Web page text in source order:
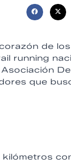
de
running
que
kilómetros